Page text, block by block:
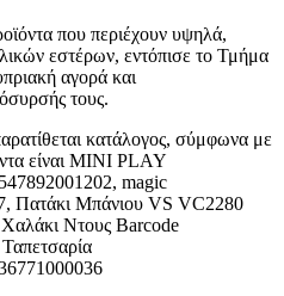
που περιέχουν υψηλά,
εστέρων, εντόπισε το Τμήμα
αγορά και
τους.
κατάλογος, σύμφωνα με
είναι MINI PLAY
magic
Πατάκι Μπάνιου VS VC2280
Ντους Barcode